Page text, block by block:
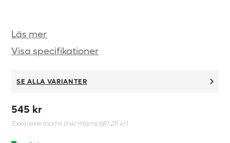
Läs mer
Visa specifikationer
SE ALLA VARIANTER
545 kr
Exklusive moms (Inkl moms681,25 kr)